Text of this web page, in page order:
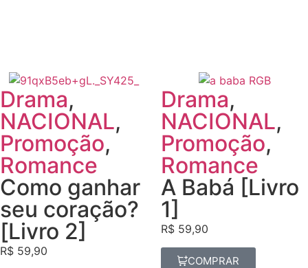
Drama,
NACIONAL,
Promoção,
Romance
Como ganhar
seu coração?
[Livro 2]
R$ 59,90
Drama,
NACIONAL,
Promoção,
Romance
A Babá [Livro
1]
R$ 59,90
COMPRAR